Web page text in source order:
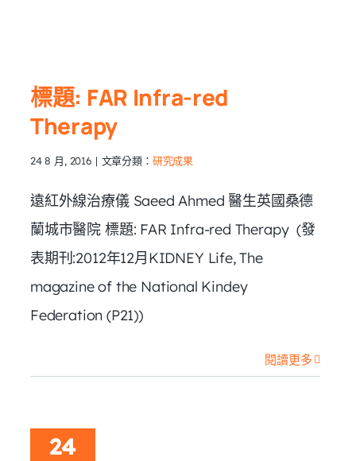
標題: FAR Infra-red
Therapy
24 8 月, 2016 | 文章分類： 研究成果
遠紅外線治療儀 Saeed Ahmed 醫生英國桑德
蘭城市醫院 標題: FAR Infra-red Therapy (發
表期刊:2012年12月KIDNEY Life, The
magazine of the National Kindey
Federation (P21))
閱讀更多
24